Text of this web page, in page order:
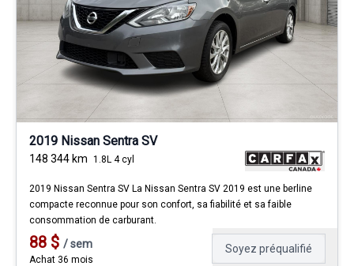
2019 Nissan Sentra SV
148 344 km 1.8L 4 cyl
2019 Nissan Sentra SV La Nissan Sentra SV 2019 est une berline
compacte reconnue pour son confort, sa fiabilité et sa faible
consommation de carburant.
88 $ /sem
Achat 36 mois
Soyez préqualifié